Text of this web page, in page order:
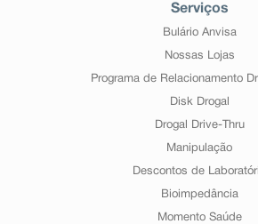
Serviços
Bulário Anvisa
Nossas Lojas
Programa de Relacionamento
Disk Drogal
Drogal Drive-Thru
Manipulação
Descontos de
Bioimpedância
Momento Saúde